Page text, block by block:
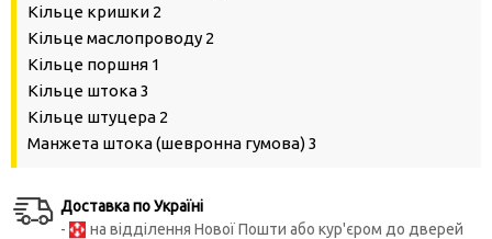
Кільце кришки 2
Кільце маслопроводу 2
Кільце поршня 1
Кільце штока 3
Кільце штуцера 2
Манжета штока (шевронна гумова) 3
Доставка по Україні
-
на відділення Нової Пошти або кур'єром до дверей